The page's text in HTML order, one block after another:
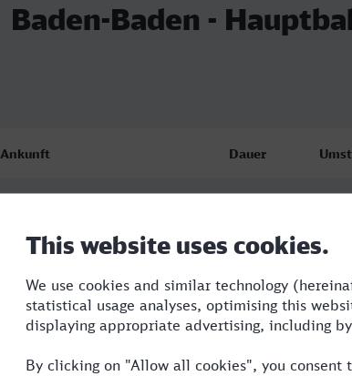
Baden-Baden -
Ankunft Dauer
Hauptbahnhof, Passau
14:15
6:33 2